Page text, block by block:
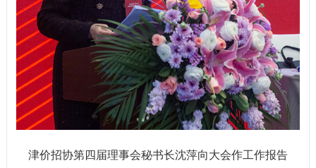
津价招协第四届理事会秘书长沈萍向大会作工作报告